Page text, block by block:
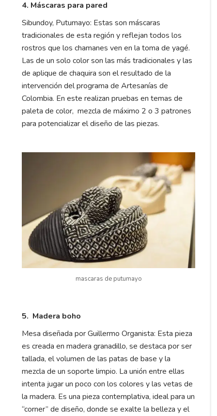
4. Máscaras para pared
Sibundoy, Putumayo: Estas son máscaras
tradicionales de esta región y reflejan todos los
rostros que los chamanes ven en la toma de yagé.
Las de un solo color son las más tradicionales y las
de aplique de chaquira son el resultado de la
intervención del programa de Artesanías de
Colombia. En este realizan pruebas en temas de
paleta de color, mezcla de máximo 2 o 3 patrones
para potencializar el diseño de las piezas.
mascaras de putumayo
5. Madera boho
Mesa diseñada por Guillermo Organista: Esta pieza
es creada en madera granadillo, se destaca por ser
tallada, el volumen de las patas de base y la
mezcla de un soporte limpio. La unión entre ellas
intenta jugar un poco con los colores y las vetas de
la madera. Es una pieza contemplativa, ideal para un
“corner” de diseño, donde se exalte la belleza y el